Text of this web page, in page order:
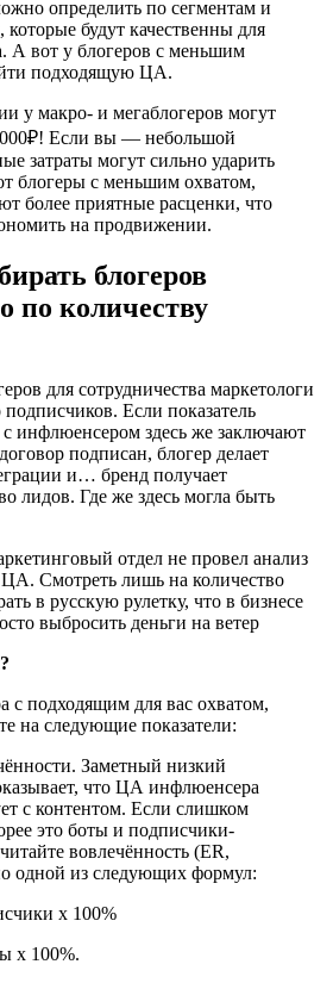
определить по сегментам и
которые будут качественны для
А вот у блогеров с меньшим
подходящую ЦА.
у макро- и мегаблогеров могут
Если вы — небольшой
затраты могут сильно ударить
блогеры с меньшим охватом,
более приятные расценки, что
на продвижении.
блогеров
по количеству
для сотрудничества маркетологи
Если показатель
с инфлюенсером здесь же заключают
подписан, блогер делает
и… бренд получает
лидов. Где же здесь могла быть
отдел не провел анализ
ЦА. Смотреть лишь на количество
в русскую рулетку, что в бизнесе
выбросить деньги на ветер
с подходящим для вас охватом,
на следующие показатели:
Заметный низкий
что ЦА инфлюенсера
с контентом. Если слишком
это боты и подписчики-
вовлечённость (ER,
одной из следующих формул:
х 100%
х 100%.